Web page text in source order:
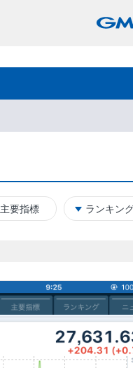
主要指標 ランキン